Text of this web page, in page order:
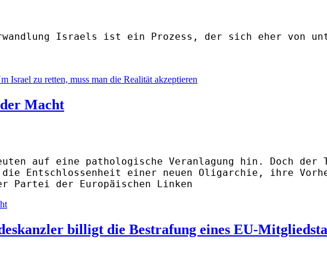
Israels ist ein Prozess, der sich eher von
Israel zu retten, muss man die Realität akzeptieren
Macht
auf eine pathologische Veranlagung hin. Doch
Entschlossenheit einer neuen Oligarchie, ihre
Partei der Europäischen Linken
billigt die Bestrafung eines EU-